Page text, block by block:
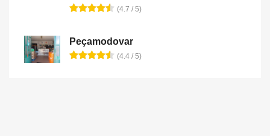
(4.7 / 5)
Peçamodovar
(4.4 / 5)